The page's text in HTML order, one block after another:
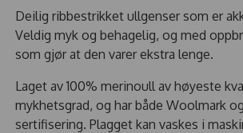
Deilig ribbestrikket ullgenser som er
Veldig myk og behagelig, og med
som gjør at den varer ekstra lenge.
Laget av 100% merinoull av høyeste
mykhetsgrad, og har både Woolmark
sertifisering. Plagget kan vaskes i